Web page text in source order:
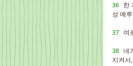
36 한
성 예
37 여
38 네
지켜서